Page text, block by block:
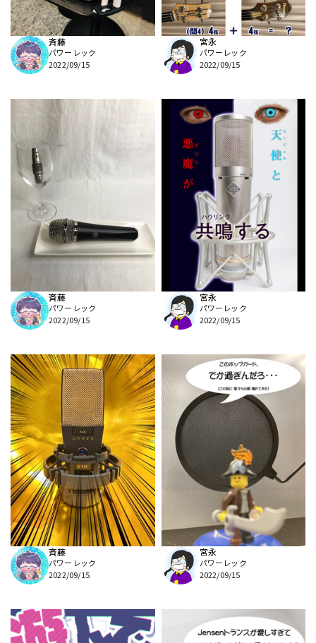
斉藤
パワーレック
2022/09/15
宮永
パワーレック
2022/09/15
斉藤
パワーレック
2022/09/15
宮永
パワーレック
2022/09/15
斉藤
パワーレック
2022/09/15
宮永
パワーレック
2022/09/15